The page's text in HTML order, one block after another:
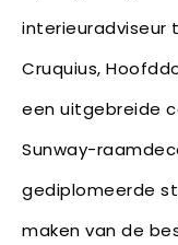
interieuradviseur
Cruquius,
een uitgebreide
Sunway-
gediplomeerde
maken van de